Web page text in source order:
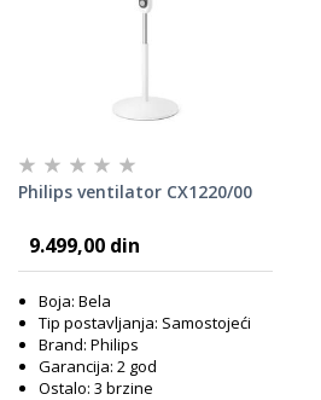
Philips ventilator CX1220/00
9.499,00 din
Boja: Bela
Tip postavljanja: Samostojeći
Brand: Philips
Garancija: 2 god
Ostalo: 3 brzine